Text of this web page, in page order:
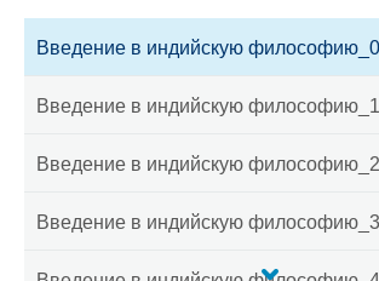
Введение в индийскую философию_0
Введение в индийскую философию_1
Введение в индийскую философию_2
Введение в индийскую философию_3